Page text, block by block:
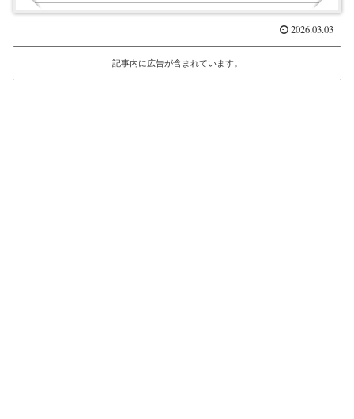
2026.03.03
記事内に広告が含まれています。